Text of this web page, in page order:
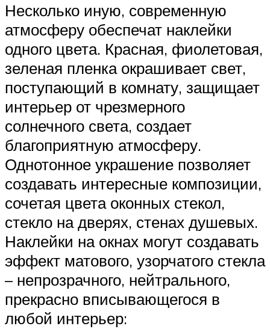
Несколько иную, современную
атмосферу обеспечат наклейки
одного цвета. Красная, фиолетовая,
зеленая пленка окрашивает свет,
поступающий в комнату, защищает
интерьер от чрезмерного
солнечного света, создает
благоприятную атмосферу.
Однотонное украшение позволяет
создавать интересные композиции,
сочетая цвета оконных стекол,
стекло на дверях, стенах душевых.
Наклейки на окнах могут создавать
эффект матового, узорчатого стекла
– непрозрачного, нейтрального,
прекрасно вписывающегося в
любой интерьер: